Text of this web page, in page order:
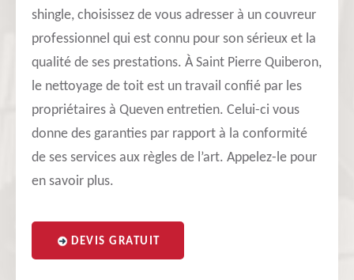
shingle, choisissez de vous adresser à un couvreur
professionnel qui est connu pour son sérieux et la
qualité de ses prestations. À Saint Pierre Quiberon,
le nettoyage de toit est un travail confié par les
propriétaires à Queven entretien. Celui-ci vous
donne des garanties par rapport à la conformité
de ses services aux règles de l’art. Appelez-le pour
en savoir plus.
DEVIS GRATUIT